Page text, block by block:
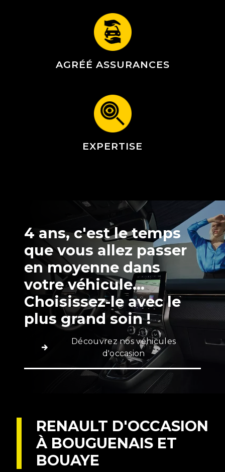
AGRÉÉ ASSURANCES
EXPERTISE
4 ans, c'est le temps
que vous allez passer
en moyenne dans
votre véhicule...
Choisissez-le avec le
plus grand soin !
Découvrez nos véhicules
d'occasion
RENAULT D'OCCASION
À BOUGUENAIS ET
BOUAYE